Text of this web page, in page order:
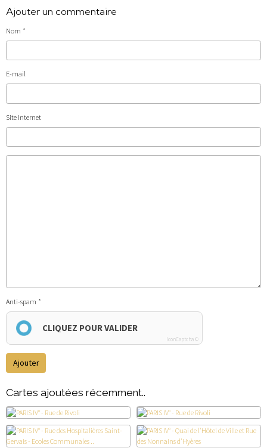
Ajouter un commentaire
Nom
E-mail
Site Internet
Anti-spam
CLIQUEZ POUR VALIDER
IconCaptcha ©
Ajouter
Cartes ajoutées récemment..